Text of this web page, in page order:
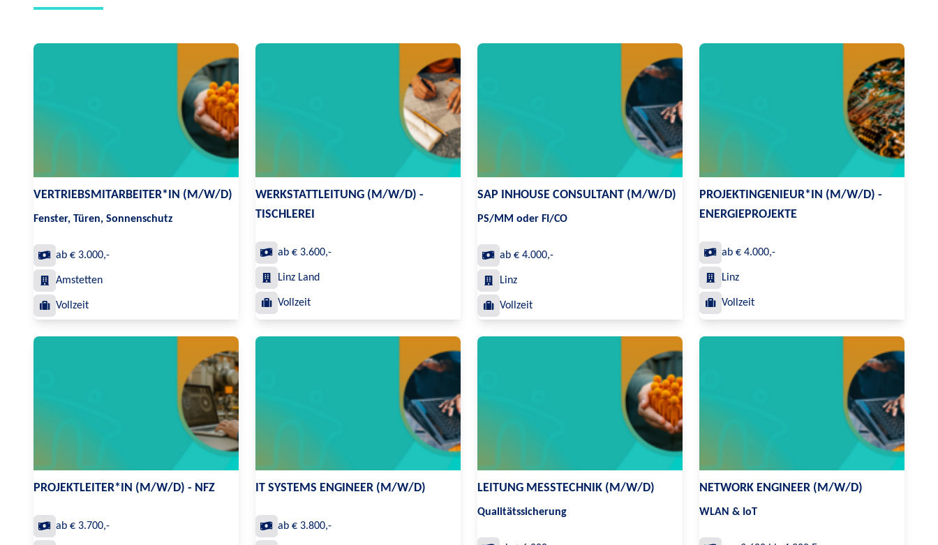
VERTRIEBSMITARBEITER*IN (M/W/D)
Fenster, Türen, Sonnenschutz
ab € 3.000,-
Amstetten
Vollzeit
WERKSTATTLEITUNG (M/W/D) -
TISCHLEREI
ab € 3.600,-
Linz Land
Vollzeit
SAP INHOUSE CONSULTANT (M/W/D)
PS/MM oder FI/CO
ab € 4.000,-
Linz
Vollzeit
PROJEKTINGENIEUR*IN (M/W/D) -
ENERGIEPROJEKTE
ab € 4.000,-
Linz
Vollzeit
PROJEKTLEITER*IN (M/W/D) - NFZ
ab € 3.700,-
IT SYSTEMS ENGINEER (M/W/D)
ab € 3.800,-
LEITUNG MESSTECHNIK (M/W/D)
Qualitätssicherung
NETWORK ENGINEER (M/W/D)
WLAN & IoT